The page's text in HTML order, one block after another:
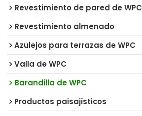
Revestimiento de pared de WPC
Revestimiento almenado
Azulejos para terrazas de WPC
Valla de WPC
Barandilla de WPC
Productos paisajísticos